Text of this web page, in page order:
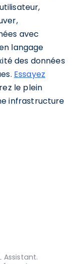
avec
langage
des données
Essayez
le plein
infrastructure
Assistant.